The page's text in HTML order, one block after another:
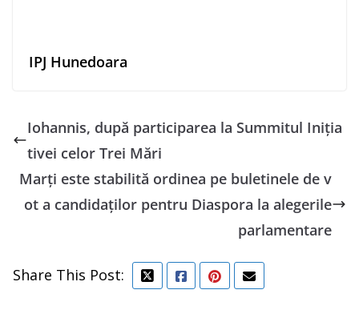
IPJ Hunedoara
Iohannis, după participarea la Summitul Iniţia
tivei celor Trei Mări
Marţi este stabilită ordinea pe buletinele de v
ot a candidaţilor pentru Diaspora la alegerile
parlamentare
Share This Post: